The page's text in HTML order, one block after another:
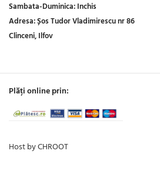
Sambata-Duminica:Inchis
Adresa:Șos Tudor Vladimirescu nr 86
Clinceni, Ilfov
Plăți online prin:
Host by CHROOT